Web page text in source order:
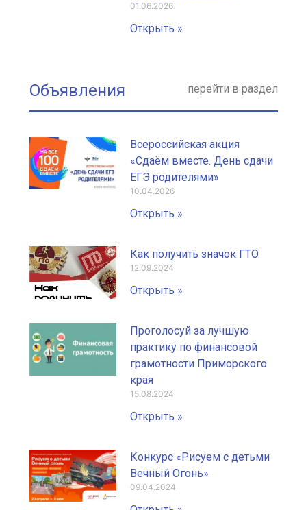
01.06.2026
Открыть »
Объявления перейти в раздел
Всероссийская акция
«Сдаём вместе. День сдачи
ЕГЭ родителями»
10.04.2026
Открыть »
Как получить значок ГТО
12.09.2024
Открыть »
Проголосуй за лучшую
практику по финансовой
грамотности Приморского
края
15.08.2024
Открыть »
Конкурс «Рисуем с детьми
Вечный Огонь»
09.04.2024